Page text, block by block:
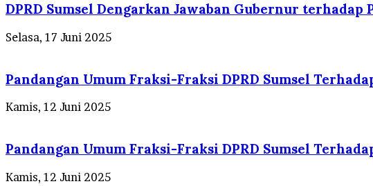
DPRD Sumsel Dengarkan Jawaban Gubernur terhadap
Selasa, 17 Juni 2025
Pandangan Umum Fraksi-Fraksi DPRD Sumsel
Kamis, 12 Juni 2025
Pandangan Umum Fraksi-Fraksi DPRD Sumsel
Kamis, 12 Juni 2025